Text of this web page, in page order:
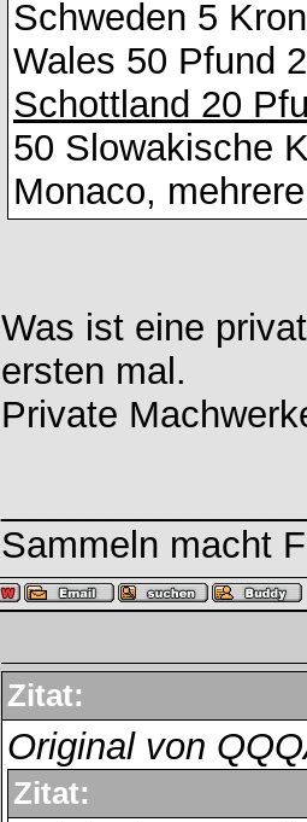
Schweden 5
Wales 50 Pfund
Schottland 20
50 Slowakische
Monaco,
Was ist eine
ersten mal.
Private
Sammeln macht
Zitat:
Original von
Zitat: